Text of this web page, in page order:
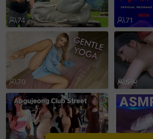
74 71
70 69